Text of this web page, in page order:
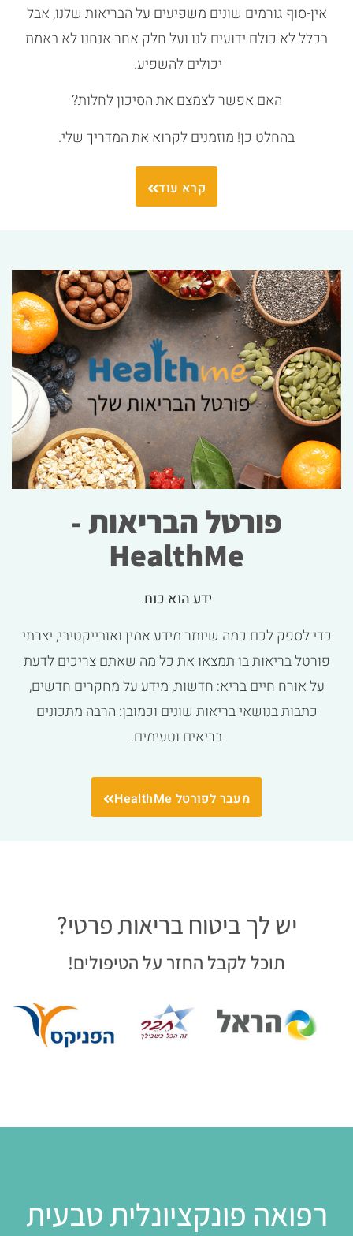
אין-סוף גורמים שונים משפיעים על הבריאות שלנו, אבל
בכלל לא כולם ידועים לנו ועל חלק אחר אנחנו לא באמת
יכולים להשפיע.
האם אפשר לצמצם את הסיכון לחלות?
בהחלט כן! מוזמנים לקרוא את המדריך שלי.
קרא עוד
פורטל הבריאות -
HealthMe
ידע הוא כוח.
כדי לספק לכם כמה שיותר מידע אמין ואובייקטיבי, יצרתי
פורטל בריאות בו תמצאו את כל מה שאתם צריכים לדעת
על אורח חיים בריא: חדשות, מידע על מחקרים חדשים,
כתבות בנושאי בריאות שונים וכמובן: הרבה מתכונים
בריאים וטעימים.
מעבר לפורטל HealthMe
יש לך ביטוח בריאות פרטי?
תוכל לקבל החזר על הטיפולים!
רפואה פונקציונלית טבעית